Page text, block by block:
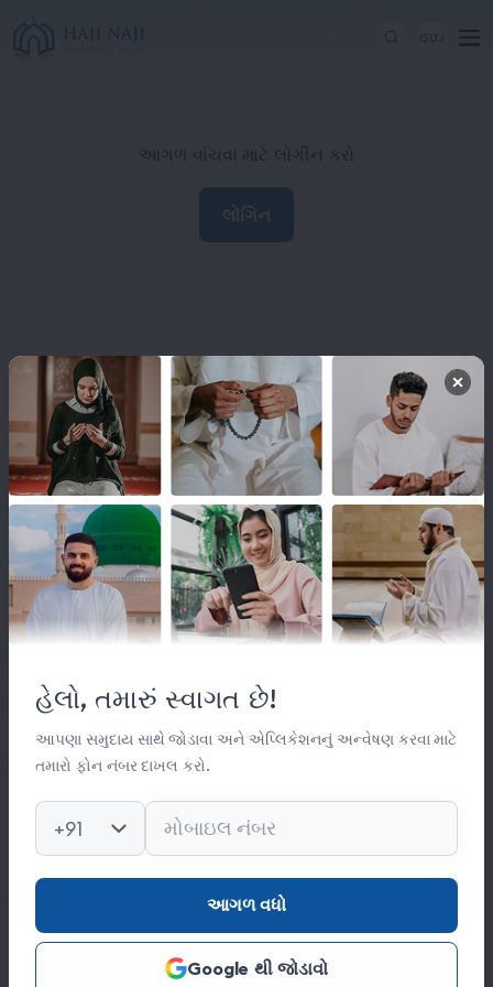
GUJ
લોગિન
Haji Naji Memorial Trust
લિંક્સ
સંસ્થા વિષે
સંપર્ક
કિતાબ લાઈબ્રેરી
ફોટો ગેલેરી
સંપર્ક
0278 251 0056
hajinajitrust@gmail.com
હેલો, તમારું સ્વાગત છે!
આપણા સમુદાય સાથે જોડાવા અને એપ્લિકેશનનું અન્વેષણ કરવા માટે
તમારો ફોન નંબર દાખલ કરો.
+91
આગળ વધો
Google થી જોડાવો